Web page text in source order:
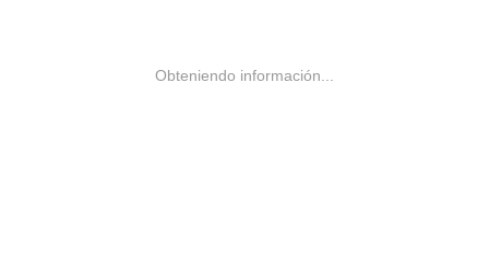
Obteniendo información...